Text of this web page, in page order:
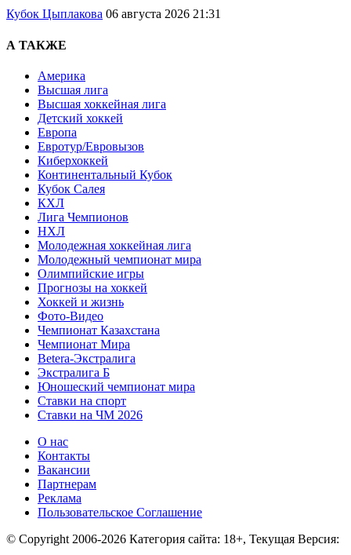
Кубок Цыплакова 06 августа 2026 21:31
А ТАКЖЕ
Америка
Высшая лига
Высшая хоккейная лига
Детский хоккей
Европа
Евротур/Евровызов
Киберхоккей
Континентальный Кубок
Кубок Салея
КХЛ
Лига Чемпионов
НХЛ
Молодежная хоккейная лига
Молодежный чемпионат мира
Олимпийские игры
Прогнозы на хоккей
Хоккей и жизнь
Фото-Видео
Чемпионат Казахстана
Чемпионат Мира
Betera-Экстралига
Экстралига Б
Юношеский чемпионат мира
Ставки на спорт
Ставки на ЧМ 2026
О нас
Контакты
Вакансии
Партнерам
Реклама
Пользовательское Соглашение
© Copyright 2006-2026 Категория сайта: 18+, Текущая Версия: